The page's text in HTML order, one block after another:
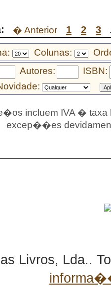
� Anterior 1 2 3
Colunas:
Autores:
ISBN:
incluem IVA � taxa
excep��es
Livros, Lda..